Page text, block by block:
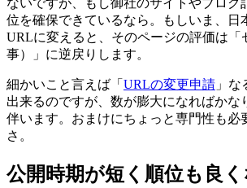
位を確保できているなら。もしいま、日
URLに変えると、そのページの評価は「
事）」に逆戻りします。
細かいこと言えば「 URLの変更申請 」な
出来るのですが、数が膨大になればかな
伴います。おまけにちょっと専門性も必
さ。
公開時期が短く順位も良